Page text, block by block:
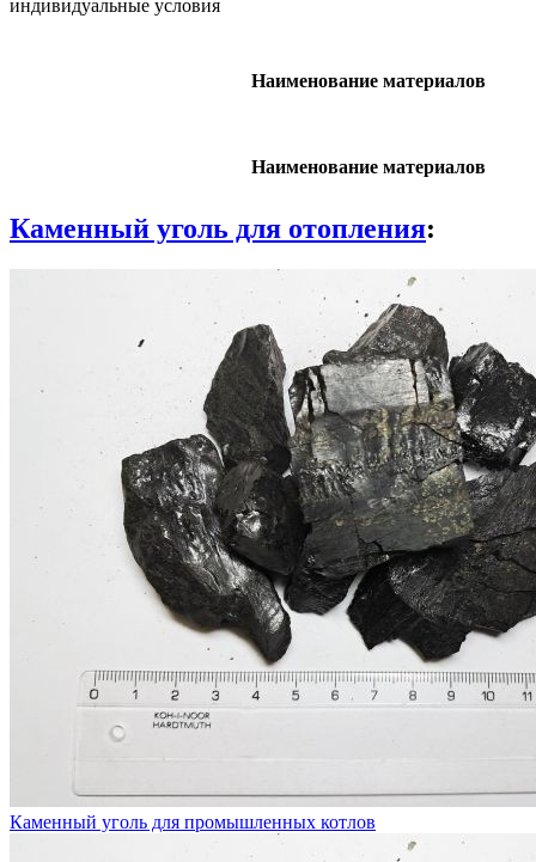
индивидуальные условия
Наименование материалов
Наименование материалов
Каменный уголь для отопления:
Каменный уголь для промышленных котлов